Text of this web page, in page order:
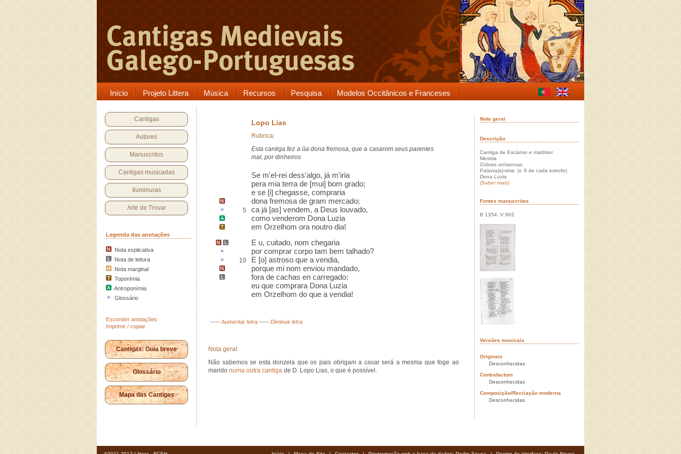
Início Projeto Littera Música Recursos Pesquisa Modelos Occitânicos e Franceses
Cantigas
Autores
Manuscritos
Cantigas musicadas
Iluminuras
Arte de Trovar
Legenda das anotações
Nota explicativa
Nota de leitura
Nota marginal
Toponímia
Antroponímia
Glossário
Esconder anotações
Imprimir / copiar
Cantigas: Guia breve
Glossário
Mapa das Cantigas
Lopo Lias
Rubrica:
Esta cantiga fez a ũa dona fremosa, que a casarom seus parentes
mal, por dinheiros
Se m'el-rei dess'algo, já m'iria
pera mia terra de [mui] bom grado;
e se [i] chegasse, compraria
dona fremosa de gram mercado;
5 ca já [as] vendem, a Deus louvado,
como venderom Dona Luzia
em Orzelhom ora noutro dia!
E u, cuitado, nom chegaria
por comprar corpo tam bem talhado?
10 E [o] astroso que a vendia,
porque mi nom enviou mandado,
fora de cachas en carregado:
eu que comprara Dona Luzia
em Orzelhom do que a vendia!
----- Aumentar letra ----- Diminuir letra
Nota geral:
Não sabemos se esta donzela que os pais obrigam a casar será a mesma que foge ao
marido numa outra cantiga de D. Lopo Lias, o que é possível.
Nota geral
Descrição
Cantiga de Escárnio e maldizer
Mestria
Cobras uníssonas
Palavra(s)-rima: (v. 6 de cada estrofe)
Dona Luzia
(Saber mais)
Fontes manuscritas
B 1354, V 962
Versões musicais
Originais
Desconhecidas
Contrafactum
Desconhecidas
Composição/Recriação moderna
Desconhecidas